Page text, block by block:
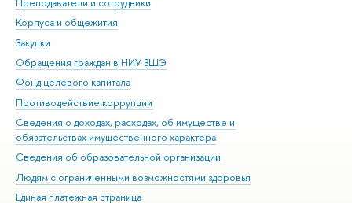
Корпуса и общежития
Закупки
Обращения граждан в НИУ ВШЭ
Фонд целевого капитала
Противодействие коррупции
Сведения о доходах, расходах, об имуществе и
обязательствах имущественного характера
Сведения об образовательной организации
Людям с ограниченными возможностями здоровья
Единая платежная страница